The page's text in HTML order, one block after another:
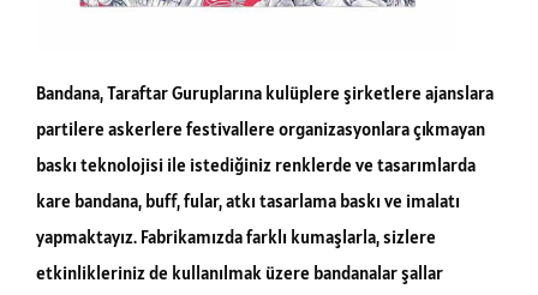
Bandana, Taraftar Guruplarına kulüplere şirketlere ajanslara
partilere askerlere festivallere organizasyonlara çıkmayan
baskı teknolojisi ile istediğiniz renklerde ve tasarımlarda
kare bandana, buff, fular, atkı tasarlama baskı ve imalatı
yapmaktayız. Fabrikamızda farklı kumaşlarla, sizlere
etkinlikleriniz de kullanılmak üzere bandanalar şallar